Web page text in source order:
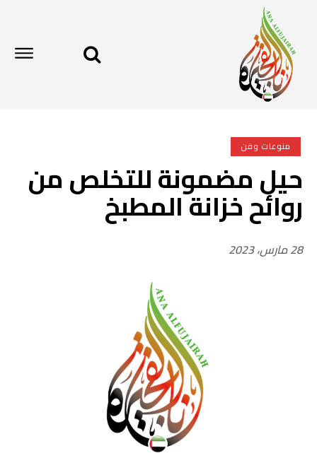
منوعات وفن
حيل مضمونة للتخلص من
روائح خزانة المطبخ
28 مارس، 2023